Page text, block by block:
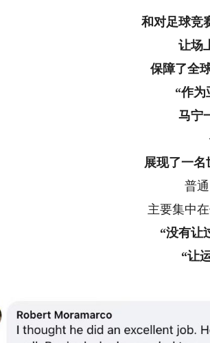
和对足球竞
让场
保障了全
“作为
马宁
展现了一
普通
主要集中在
“没有让
“让